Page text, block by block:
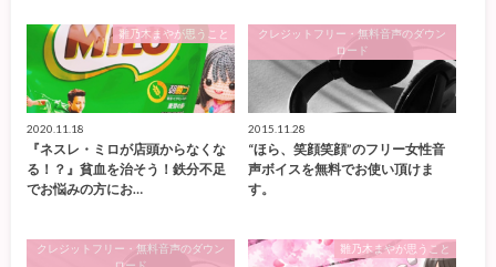
雛乃木まやが思うこと
2020.11.18
『ネスレ・ミロが店頭からなくな
る！？』貧血を治そう！鉄分不足
でお悩みの方にお…
クレジットフリー・無料音声のダウン
ロード
2015.11.28
“ほら、笑顔笑顔”のフリー女性音
声ボイスを無料でお使い頂けま
す。
クレジットフリー・無料音声のダウン
雛乃木まやが思うこと